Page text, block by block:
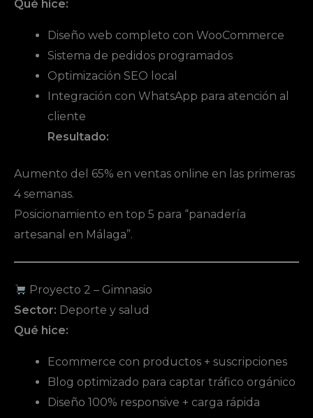
Qué hice:
Diseño web completo con WooCommerce
Sistema de pedidos programados
Optimización SEO local
Integración con WhatsApp para atención al
cliente
Resultado:
Aumento del 65% en ventas online en las primeras
4 semanas.
Posicionamiento en top 5 para “panadería
artesanal en Málaga”.
Proyecto 2 – Gimnasio
Sector: Deporte y salud
Qué hice:
Ecommerce con productos + suscripciones
Blog optimizado para captar tráfico orgánico
Diseño 100% responsive + carga rápida